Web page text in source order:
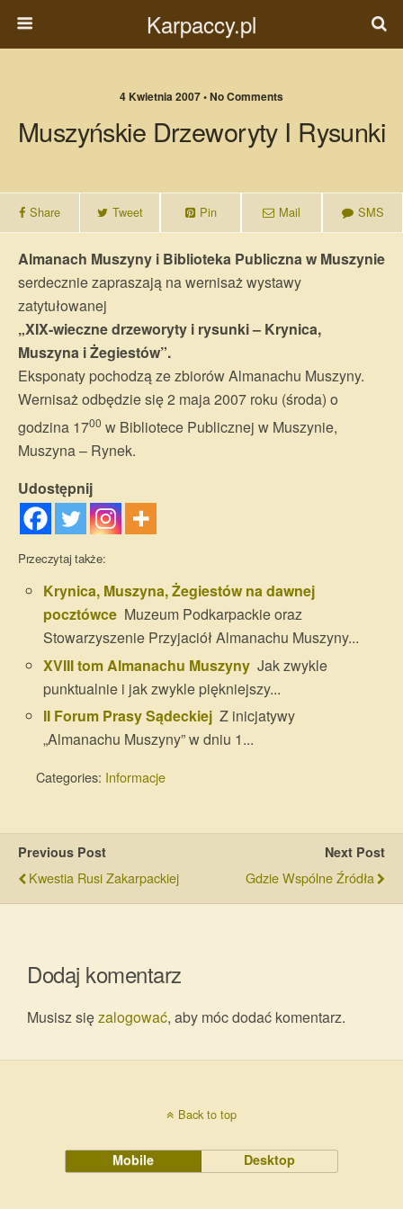
Karpaccy.pl
4 Kwietnia 2007 • No Comments
Muszyńskie Drzeworyty I Rysunki
Share Tweet Pin Mail SMS
Almanach Muszyny i Biblioteka Publiczna w Muszynie
serdecznie zapraszają na wernisaż wystawy
zatytułowanej
„XIX-wieczne drzeworyty i rysunki – Krynica,
Muszyna i Żegiestów”.
Eksponaty pochodzą ze zbiorów Almanachu Muszyny.
Wernisaż odbędzie się 2 maja 2007 roku (środa) o
godzina 1700 w Bibliotece Publicznej w Muszynie,
Muszyna – Rynek.
Udostępnij
Przeczytaj także:
Krynica, Muszyna, Żegiestów na dawnej
pocztówce Muzeum Podkarpackie oraz
Stowarzyszenie Przyjaciół Almanachu Muszyny...
XVIII tom Almanachu Muszyny Jak zwykle
punktualnie i jak zwykle piękniejszy...
II Forum Prasy Sądeckiej Z inicjatywy
„Almanachu Muszyny” w dniu 1...
Categories: Informacje
Previous Post
Kwestia Rusi Zakarpackiej
Next Post
Gdzie Wspólne Źródła
Dodaj komentarz
Musisz sięzalogować, aby móc dodać komentarz.
Back to top
Mobile Desktop